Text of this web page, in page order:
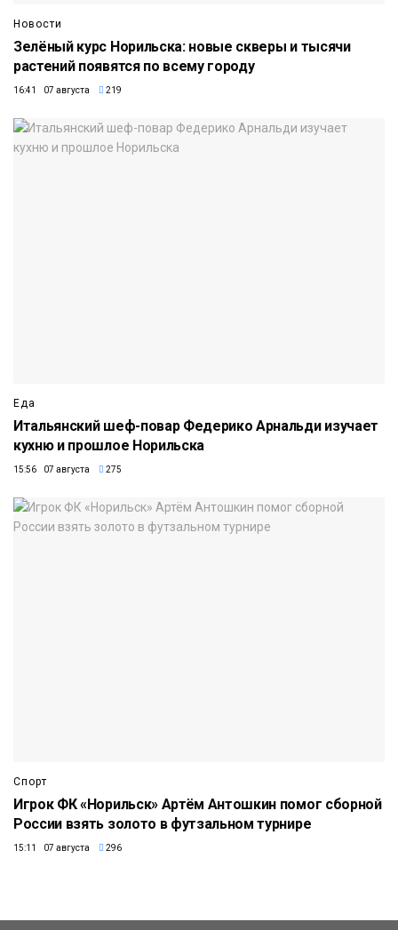
Новости
Зелёный курс Норильска: новые скверы и тысячи
растений появятся по всему городу
16:41 07 августа 219
Еда
Итальянский шеф-повар Федерико Арнальди изучает
кухню и прошлое Норильска
15:56 07 августа 275
Спорт
Игрок ФК «Норильск» Артём Антошкин помог сборной
России взять золото в футзальном турнире
15:11 07 августа 296